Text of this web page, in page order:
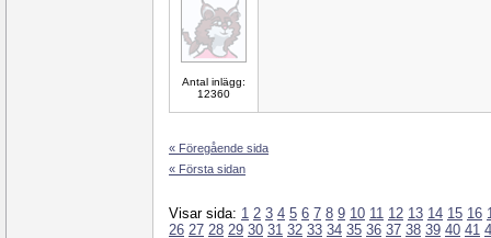
Antal inlägg:
12360
« Föregående sida
« Första sidan
Visar sida: 1 2 3 4 5 6 7 8 9 10 11 12 13 14 15 16
26 27 28 29 30 31 32 33 34 35 36 37 38 39 40 41